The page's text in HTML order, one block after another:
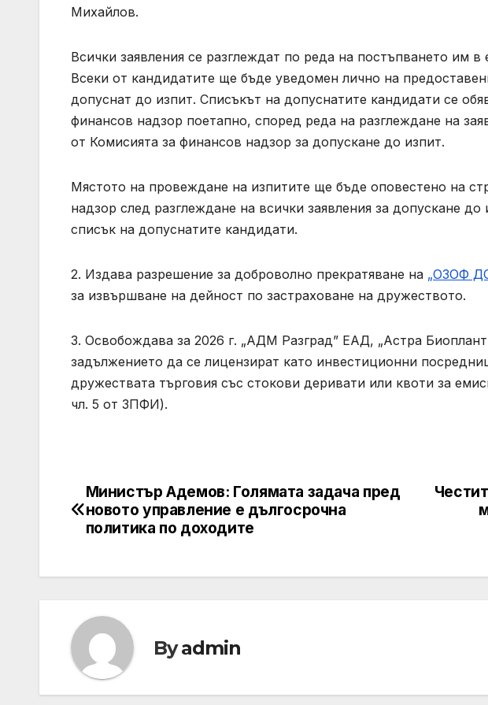
Михайлов.
Всички заявления се разглеждат по реда на постъпването им
Всеки от кандидатите ще бъде уведомен лично на
допуснат до изпит. Списъкът на допуснатите кандидати се
финансов надзор поетапно, според реда на разглеждане на
от Комисията за финансов надзор за допускане до изпит.
Мястото на провеждане на изпитите ще бъде оповестено на
надзор след разглеждане на всички заявления за допускане до
списък на допуснатите кандидати.
2. Издава разрешение за доброволно прекратяване на „ОЗОФ
за извършване на дейност по застраховане на дружеството.
3. Освобождава за 2026 г. „АДМ Разград” ЕАД, „Астра
задължението да се лицензират като инвестиционни
дружествата търговия със стокови деривати или квоти за
чл. 5 от ЗПФИ).
Post
navigation
Министър Адемов: Голямата задача пред
новото управление е дългосрочна
политика по доходите
Byadmin